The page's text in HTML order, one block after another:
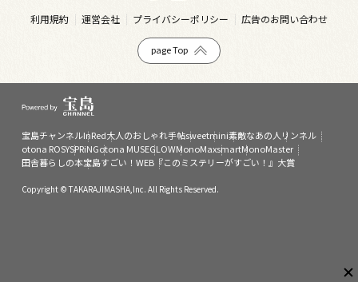
利用規約 運営会社 プライバシーポリシー 広告のお問い合わせ
page Top
宝島チャンネルInRed大人のおしゃれ手帖sweetmini素敵なあの人 リンネル
otona ROSYSPRiNGotona MUSEGLOWMonoMaxsmartMonoMaster
田舎暮らしの本宝島すごい！WEB『このミステリーがすごい！』大賞
Copyright © TAKARAJIMASHA,Inc. All Rights Reserved.